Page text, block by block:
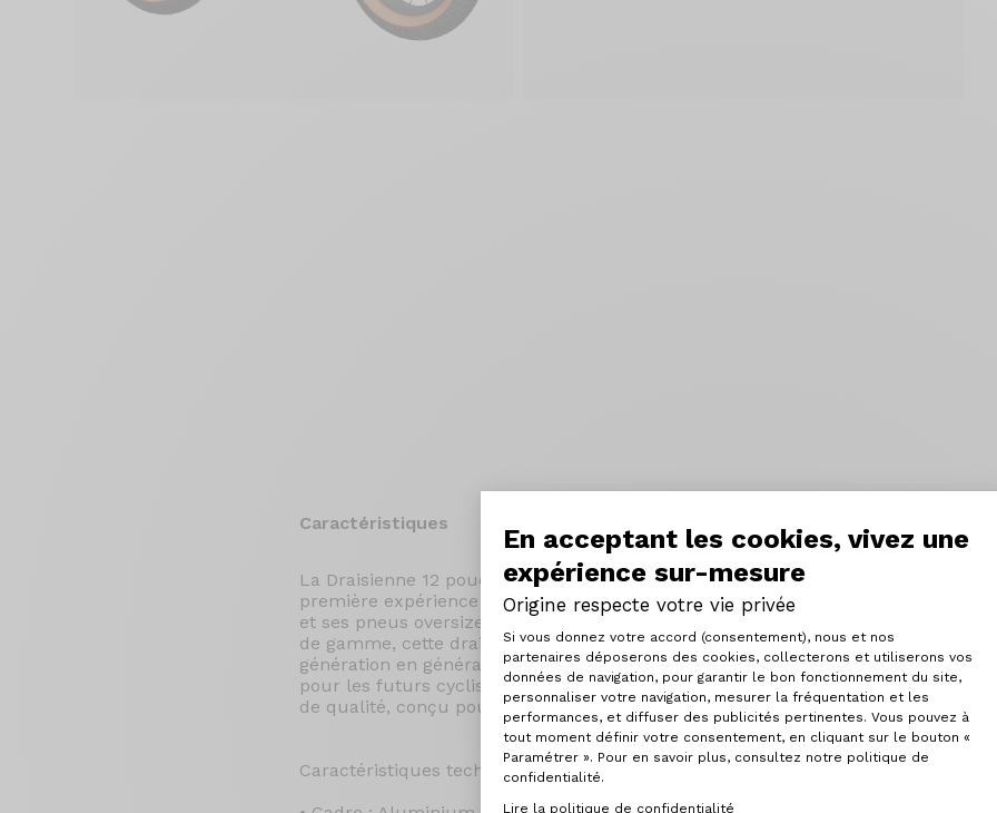
En acceptant les cookies, vivez une
expérience sur-mesure
Origine respecte votre vie privée
Plateforme de Gestion du
Si vous donnez votre accord (consentement), nous et nos
partenaires déposerons des cookies, collecterons et utiliserons vos
données de navigation, pour garantir le bon fonctionnement du site,
personnaliser votre navigation, mesurer la fréquentation et les
performances, et diffuser des publicités pertinentes. Vous pouvez à
tout moment définir votre consentement, en cliquant sur le bouton «
Paramétrer ». Pour en savoir plus, consultez notre politique de
confidentialité.
Lire la politique de confidentialité
Axeptio consent
Caractéristiques
La Draisienne 12 pouces Origine combine légèreté, stabilité et sécurité pour
première expérience vélo amusante et formatrice. Son cadre en aluminium,
et ses pneus oversize garantissent confort et motricité optimale. Grâce à un
de gamme, cette draisienne est conçue pour durer et résister à l’usure, idéale
génération en génération. Facile à manier, elle pose les bases de l’équilibre et
pour les futurs cyclistes. Éco-responsable, elle reflète l’engagement d'Origine à
de qualité, conçu pour le plaisir et la durabilité.
Caractéristiques techniques :